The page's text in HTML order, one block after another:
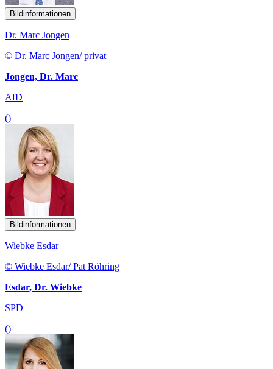
Bildinformationen
Dr. Marc Jongen
© Dr. Marc Jongen/ privat
Jongen, Dr. Marc
AfD
()
Bildinformationen
Wiebke Esdar
© Wiebke Esdar/ Pat Röhring
Esdar, Dr. Wiebke
SPD
()